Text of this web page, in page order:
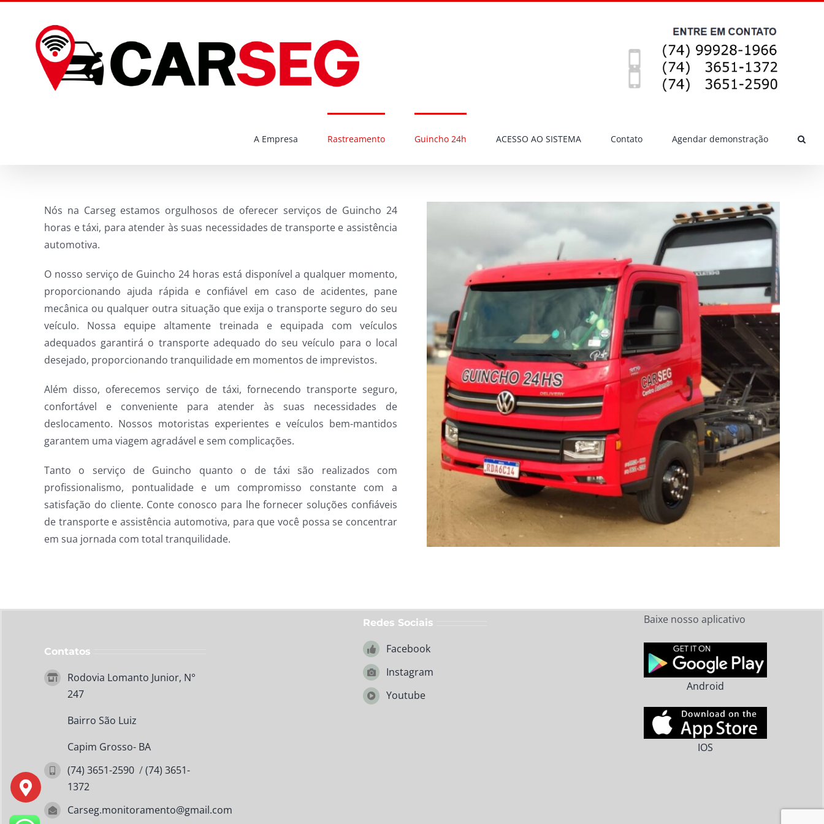
conteúdo
A Empresa Rastreamento Guincho 24h ACESSO AO SISTEMA Contato Agendar demonstração
Nós na Carseg estamos orgulhosos de oferecer serviços de Guincho 24
horas e táxi, para atender às suas necessidades de transporte e assistência
automotiva.
O nosso serviço de Guincho 24 horas está disponível a qualquer momento,
proporcionando ajuda rápida e confiável em caso de acidentes, pane
mecânica ou qualquer outra situação que exija o transporte seguro do seu
veículo. Nossa equipe altamente treinada e equipada com veículos
adequados garantirá o transporte adequado do seu veículo para o local
desejado, proporcionando tranquilidade em momentos de imprevistos.
Além disso, oferecemos serviço de táxi, fornecendo transporte seguro,
confortável e conveniente para atender às suas necessidades de
deslocamento. Nossos motoristas experientes e veículos bem-mantidos
garantem uma viagem agradável e sem complicações.
Tanto o serviço de Guincho quanto o de táxi são realizados com
profissionalismo, pontualidade e um compromisso constante com a
satisfação do cliente. Conte conosco para lhe fornecer soluções confiáveis
de transporte e assistência automotiva, para que você possa se concentrar
em sua jornada com total tranquilidade.
Contatos
Rodovia Lomanto Junior, N°
247
Bairro São Luiz
Capim Grosso- BA
(74) 3651-2590 /(74) 3651-
1372
Carseg.monitoramento@gmail.com
Redes Sociais
Facebook
Instagram
Youtube
Baixe nosso aplicativo
Android
IOS